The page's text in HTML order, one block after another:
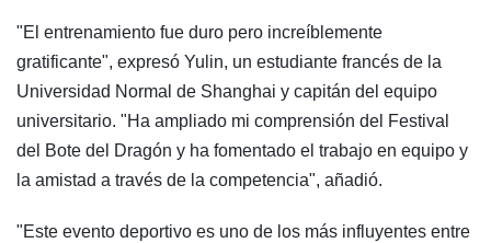
"El entrenamiento fue duro pero increíblemente
gratificante", expresó Yulin, un estudiante francés de la
Universidad Normal de Shanghai y capitán del equipo
universitario. "Ha ampliado mi comprensión del Festival
del Bote del Dragón y ha fomentado el trabajo en equipo y
la amistad a través de la competencia", añadió.
"Este evento deportivo es uno de los más influyentes entre